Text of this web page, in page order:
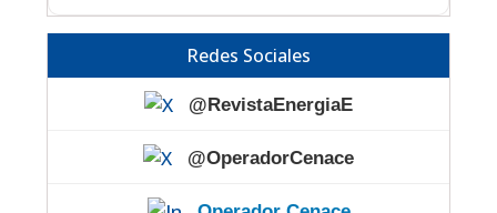
Redes Sociales
@RevistaEnergiaE
@OperadorCenace